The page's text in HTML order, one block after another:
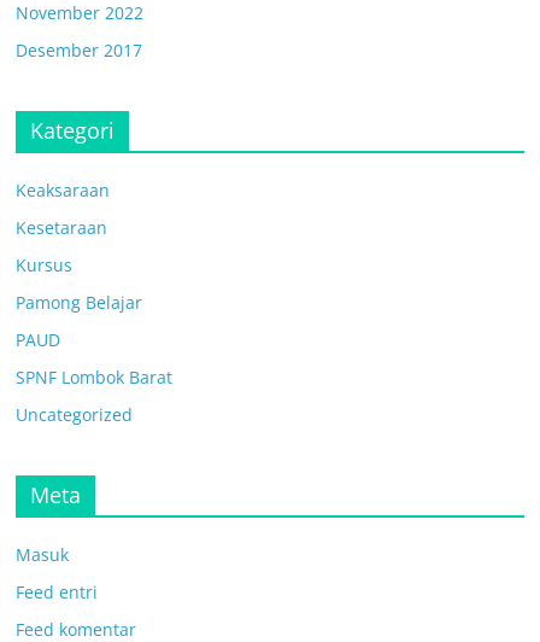
November 2022
Desember 2017
Kategori
Keaksaraan
Kesetaraan
Kursus
Pamong Belajar
PAUD
SPNF Lombok Barat
Uncategorized
Meta
Masuk
Feed entri
Feed komentar